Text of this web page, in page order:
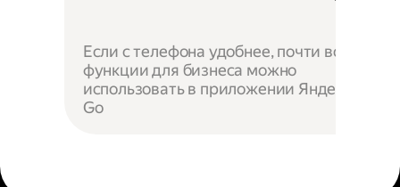
Если с телефона удобнее, почти все
функции для бизнеса можно
использовать в приложении Яндекс
Go